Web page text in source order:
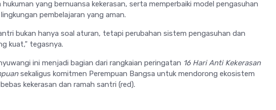
yang bernuansa kekerasan, serta memperbaiki model pengasuhan
pembelajaran yang aman.
bukan hanya soal aturan, tetapi perubahan sistem pengasuhan dan
kuat,” tegasnya.
ini menjadi bagian dari rangkaian peringatan 16 Hari Anti Kekerasan
sekaligus komitmen Perempuan Bangsa untuk mendorong ekosistem
kekerasan dan ramah santri (red).